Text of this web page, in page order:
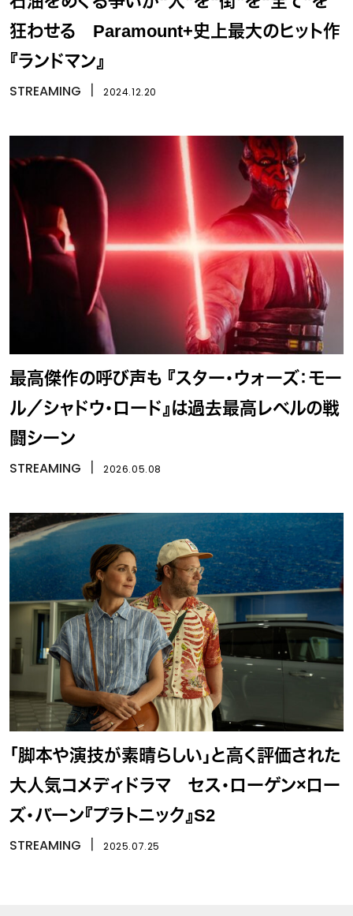
狂わせる Paramount+史上最大のヒット作
『ランドマン』
STREAMING 2024.12.20
最高傑作の呼び声も 『スター・ウォーズ：モー
ル／シャドウ・ロード』は過去最高レベルの戦
闘シーン
STREAMING 2026.05.08
「脚本や演技が素晴らしい」と高く評価された
大人気コメディドラマ セス・ローゲン×ロー
ズ・バーン『プラトニック』S2
STREAMING 2025.07.25